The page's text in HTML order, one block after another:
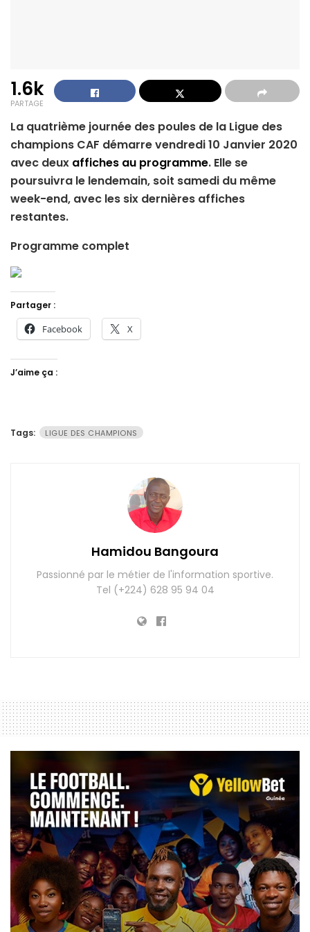
1.6k
PARTAGE
La quatrième journée des poules de la Ligue des
champions CAF démarre vendredi 10 Janvier 2020
avec deux affiches au programme. Elle se
poursuivra le lendemain, soit samedi du même
week-end, avec les six dernières affiches
restantes.
Programme complet
Partager :
Facebook X
J’aime ça :
Tags: LIGUE DES CHAMPIONS
Hamidou Bangoura
Passionné par le métier de l'information sportive.
Tel (+224) 628 95 94 04